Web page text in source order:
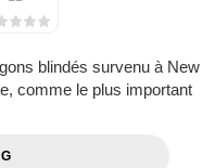
blindés survenu à New
comme le plus important